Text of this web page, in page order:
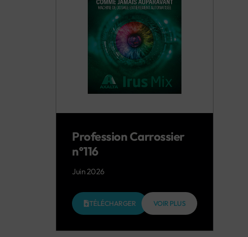
Profession Carrossier
n°116
Juin 2026
TÉLÉCHARGER VOIR PLUS